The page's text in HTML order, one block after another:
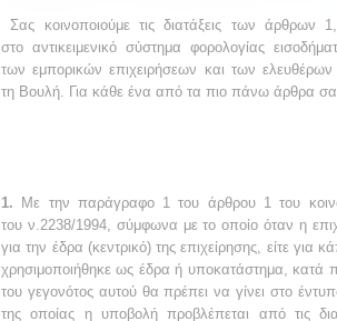
Σας κοινοποιούμε τις διατάξεις των άρθρων
στο αντικειμενικό σύστημα φορολογίας
των εμπορικών επιχειρήσεων και των
τη Βουλή. Για κάθε ένα από τα πιο πάνω άρθρα
1. Με την παράγραφο 1 του άρθρου 1 του
του ν.2238/1994, σύμφωνα με το οποίο όταν η
για την έδρα (κεντρικό) της επιχείρησης, είτε για
χρησιμοποιήθηκε ως έδρα ή υποκατάστημα, κατά
του γεγονότος αυτού θα πρέπει να γίνει στο
της οποίας η υποβολή προβλέπεται
από τις